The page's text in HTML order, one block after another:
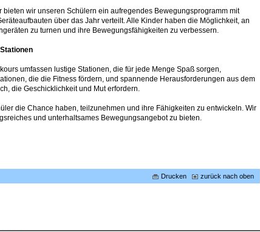
bieten wir unseren Schülern ein aufregendes Bewegungsprogramm mit
über das Jahr verteilt. Alle Kinder haben die Möglichkeit, an
zu turnen und ihre Bewegungsfähigkeiten zu verbessern.
umfassen lustige Stationen, die für jede Menge Spaß sorgen,
die die Fitness fördern, und spannende Herausforderungen aus dem
die Geschicklichkeit und Mut erfordern.
die Chance haben, teilzunehmen und ihre Fähigkeiten zu entwickeln. Wir
und unterhaltsames Bewegungsangebot zu bieten.
Drucken zurück nach oben